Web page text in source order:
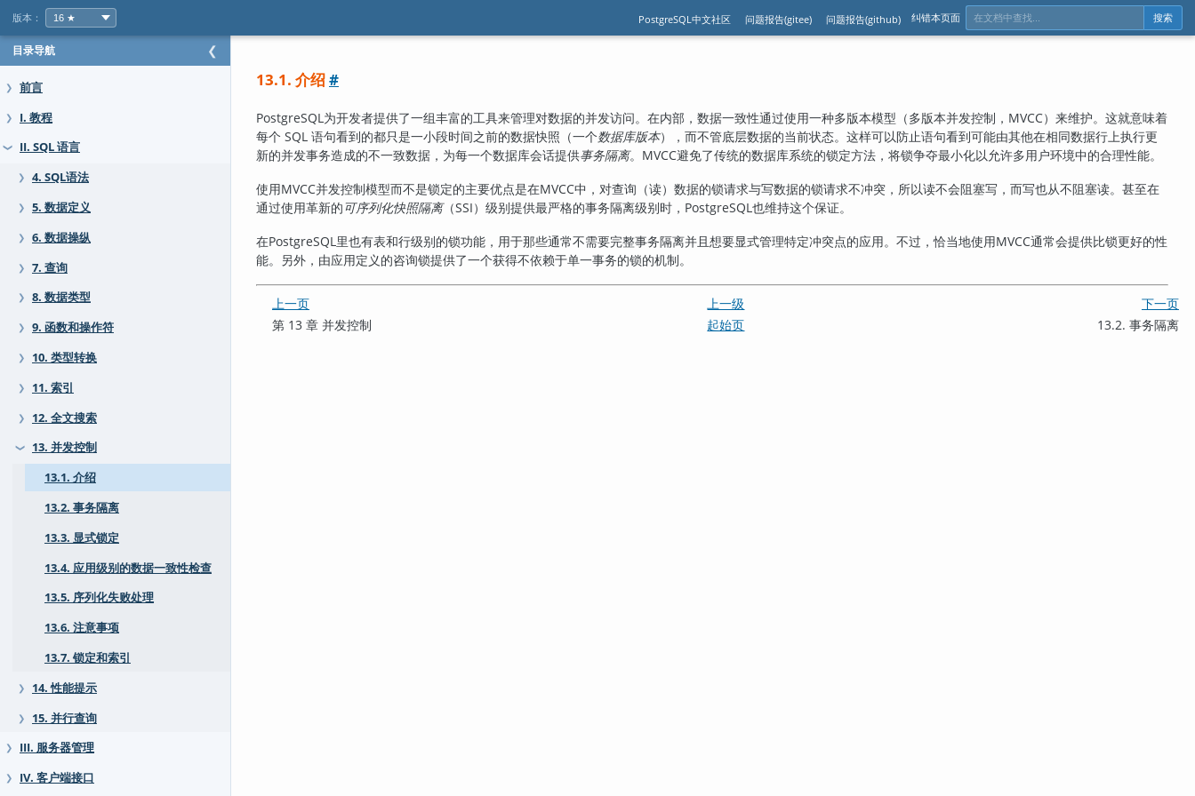
版本： PostgreSQL中文社区 问题报告(gitee) 问题报告(github) 纠错本页面 搜索
目录导航 ❮
❯ 前言
❯ I. 教程
❯ II. SQL 语言
❯ 4. SQL语法
❯ 5. 数据定义
❯ 6. 数据操纵
❯ 7. 查询
❯ 8. 数据类型
❯ 9. 函数和操作符
❯ 10. 类型转换
❯ 11. 索引
❯ 12. 全文搜索
❯
13. 并发控制
13.1. 介绍
13.2. 事务隔离
13.3. 显式锁定
13.4. 应用级别的数据一致性检查
13.5. 序列化失败处理
13.6. 注意事项
13.7. 锁定和索引
❯ 14. 性能提示
❯ 15. 并行查询
❯ III. 服务器管理
❯ IV. 客户端接口
13.1. 介绍#
PostgreSQL为开发者提供了一组丰富的工具来管理对数据的并发访问。在内部，数据一致性通过使用一种多版本模型（多版本并发控制， MVCC）来维护。这就意味着
每个 SQL 语句看到的都只是一小段时间之前的数据快照（一个数据库版本），而不管底层数据的当前状态。这样可以防止语句看到可能由其他在相同数据行上执行更
新的并发事务造成的不一致数据，为每一个数据库会话提供事务隔离。 MVCC避免了传统的数据库系统的锁定方法，将锁争夺最小化以允许多用户环境中的合理性能。
使用MVCC并发控制模型而不是锁定的主要优点是在MVCC中，对查询（读）数据的锁请求与写数据的锁请求不冲突，所以读不会阻塞写，而写也从不阻塞读。甚至在
通过使用革新的 可序列化快照隔离（SSI）级别提供最严格的事务隔离级别时， PostgreSQL也维持这个保证。
在PostgreSQL里也有表和行级别的锁功能，用于那些通常不需要完整事务隔离并且想要显式管理特定冲突点的应用。不过，恰当地使用MVCC通常会提供比锁更好的性
能。另外，由应用定义的咨询锁提供了一个获得不依赖于单一事务的锁的机制。
上一页 上一级
下一页
第 13 章 并发控制
起始页 13.2. 事务隔离